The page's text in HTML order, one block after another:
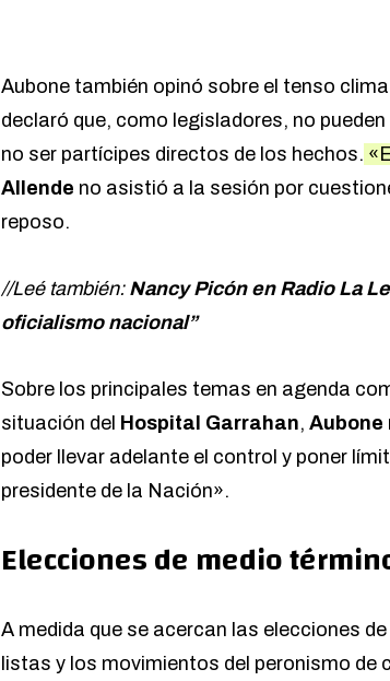
Aubone también opinó sobre el tenso
declaró que, como legisladores, no
no ser partícipes directos de los hechos.
Allende no asistió a la sesión por
reposo.
//Leé también: Nancy Picón en Radio La
oficialismo nacional”
Sobre los principales temas en agenda
situación del Hospital Garrahan, Aubone
poder llevar adelante el control y poner
presidente de la Nación».
Elecciones de medio
A medida que se acercan las elecciones
listas y los movimientos del peronismo de